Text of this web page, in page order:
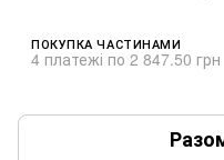
ПОКУПКА ЧАСТИНАМИ
4 платежі по 2 847.50 грн